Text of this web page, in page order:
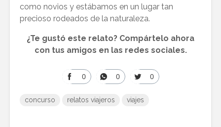
como novios y estábamos en un lugar tan
precioso rodeados de la naturaleza.
¿Te gustó este relato? Compártelo ahora
con tus amigos en las redes sociales.
0
Share
Facebook
0
Share
WhatsApp
0
Share
Twitter
concurso relatos viajeros viajes